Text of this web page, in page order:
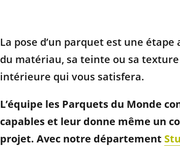
La pose d’un parquet est une
du matériau, sa teinte ou sa
intérieure qui vous satisfera.
L’équipe les Parquets du Monde
capables et leur donne même un
projet. Avec notre département